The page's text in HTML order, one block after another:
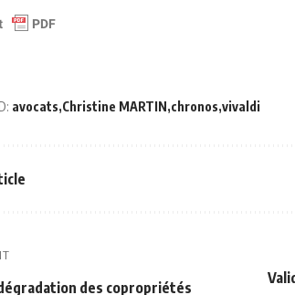
avocats Christine MARTIN chronos vivaldi
des copropriétés